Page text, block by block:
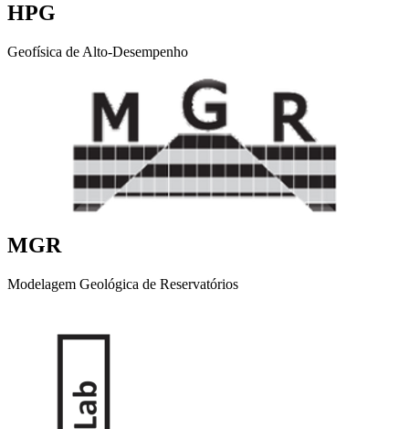
HPG
Geofísica de Alto-Desempenho
MGR
Modelagem Geológica de Reservatórios